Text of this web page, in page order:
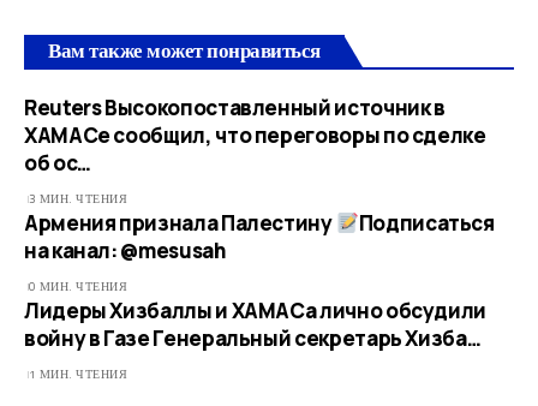
Вам также может понравиться
Reuters Высокопоставленный источник в
ХАМАСе сообщил, что переговоры по сделке
об ос…
3 МИН. ЧТЕНИЯ
Армения признала Палестину
Подписаться
на канал: @mesusah
0 МИН. ЧТЕНИЯ
Лидеры Хизбаллы и ХАМАСа лично обсудили
войну в Газе Генеральный секретарь Хизба…
1 МИН. ЧТЕНИЯ